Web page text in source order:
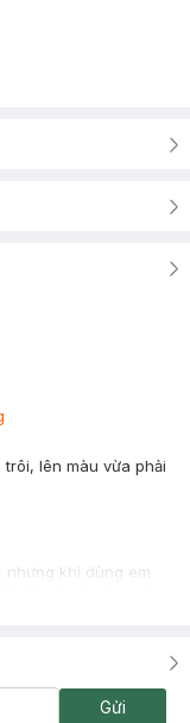
lên màu vừa phải
khi dùng em
Gửi